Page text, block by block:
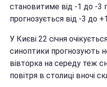
становитиме від -1 до -3
прогнозується від -3 до
У Києві 22 січня
синоптики прогнозують
вівторка на середу теж
повітря в столиці вночі